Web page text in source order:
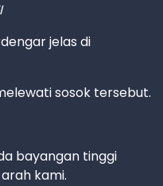
jelas di
sosok tersebut.
bayangan tinggi
kami.